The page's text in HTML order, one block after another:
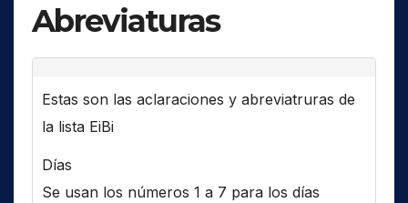
Abreviaturas
Estas son las aclaraciones y abreviatruras de
la lista EiBi
Días
Se usan los números 1 a 7 para los días